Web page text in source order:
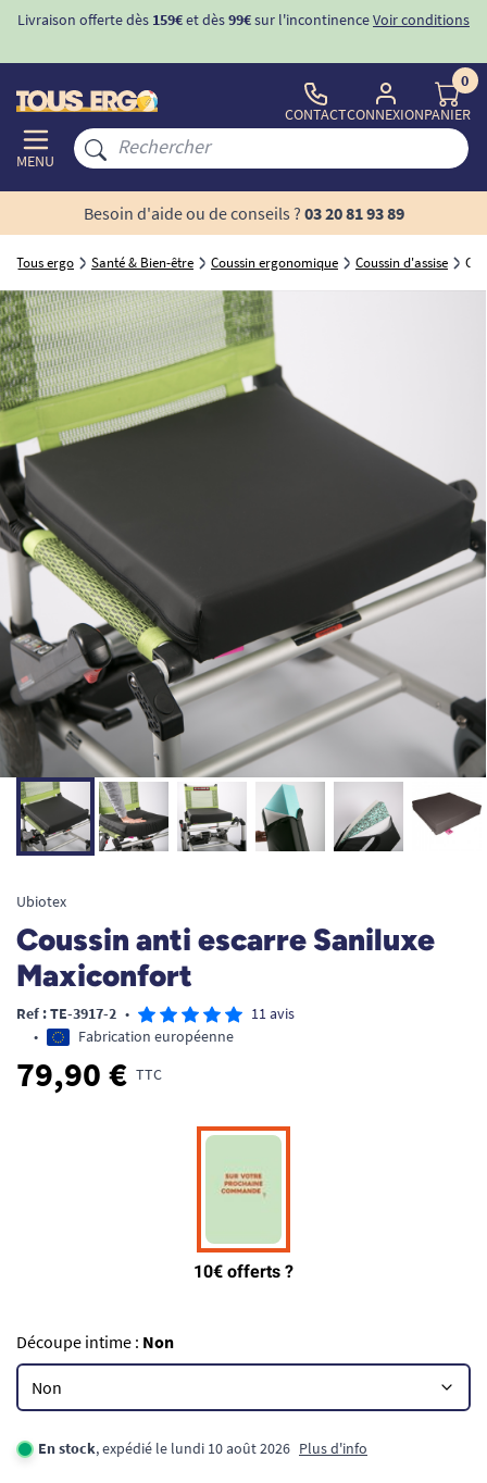
Livraison offerte dès 159€et dès99€sur l'incontinenceVoir conditions
MENU
CONTACTCONNEXION
0
PANIER
Besoin d'aide ou de conseils ? 03 20 81 93 89
Tous ergo Santé & Bien-être Coussin ergonomique Coussin d'assise
Ubiotex
Coussin anti escarre Saniluxe
Maxiconfort
Ref : TE-3917-2 •
11 avis
•
Fabrication européenne
79,90 € TTC
Découpe intime : Non
En stock, expédié le lundi 10 août 2026 Plus d'info